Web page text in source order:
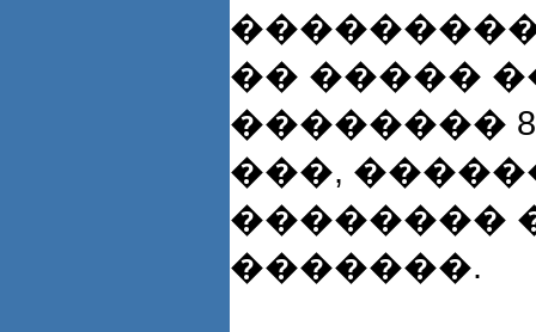
�� �����
��������
���,
��������
�������.